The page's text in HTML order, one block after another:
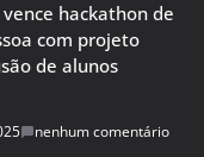
hackathon de
com projeto
de alunos
nenhum comentário